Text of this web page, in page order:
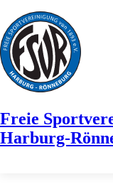
Freie
Harburg-